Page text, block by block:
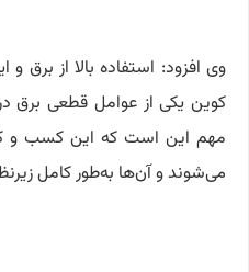
وی افزود: استفاده بالا از برق
کوین یکی از عوامل قطعی برق
مهم این است که این کسب و
می‌شوند و آن‌ها به‌طور کامل